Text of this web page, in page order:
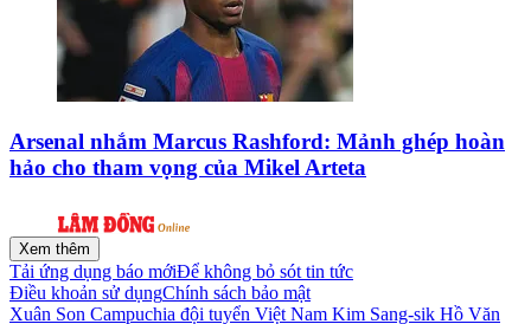
Arsenal nhắm Marcus Rashford: Mảnh ghép hoàn
hảo cho tham vọng của Mikel Arteta
Xem thêm
Tải ứng dụng báo mớiĐể không bỏ sót tin tức
Điều khoản sử dụngChính sách bảo mật
Xuân Son Campuchia đội tuyển Việt Nam Kim Sang-sik Hồ Văn